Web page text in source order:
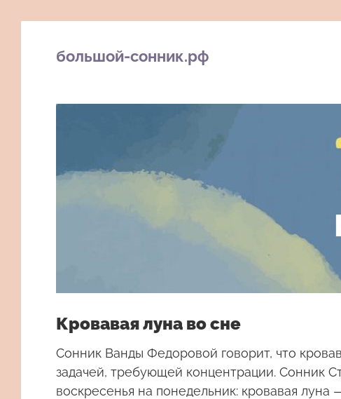
большой-сонник.рф
Кровавая луна во сне
Сонник Ванды Федоровой говорит, что
задачей, требующей концентрации. Сонник
воскресенья на понедельник: кровавая